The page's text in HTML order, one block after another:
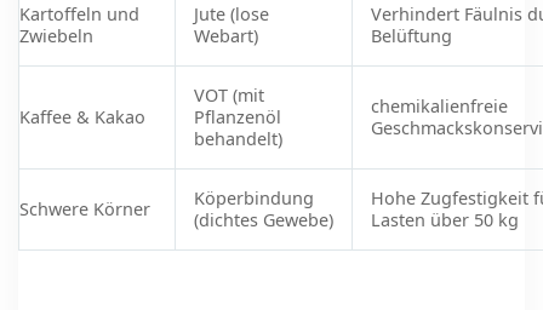
Kartoffeln und
Zwiebeln
Jute (lose
Webart)
Verhindert Fäulnis
Belüftung
Kaffee & Kakao
VOT (mit
Pflanzenöl
behandelt)
chemikalienfreie
Schwere Körner
Köperbindung
(dichtes Gewebe)
Hohe Zugfestigkeit
Lasten über 50 kg